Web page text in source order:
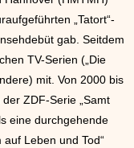
„Tatort“-
gab. Seitdem
TV-Serien („Die
mit. Von 2000 bis
ZDF-Serie „Samt
eine durchgehende
auf Leben und Tod“